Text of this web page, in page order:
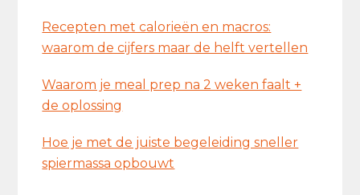
Recepten met calorieën en macros:
waarom de cijfers maar de helft vertellen
Waarom je meal prep na 2 weken faalt +
de oplossing
Hoe je met de juiste begeleiding sneller
spiermassa opbouwt